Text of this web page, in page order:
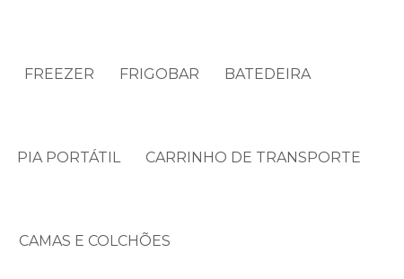
FREEZER FRIGOBAR BATEDEIRA
PIA PORTÁTIL CARRINHO DE TRANSPORTE
CAMAS E COLCHÕES